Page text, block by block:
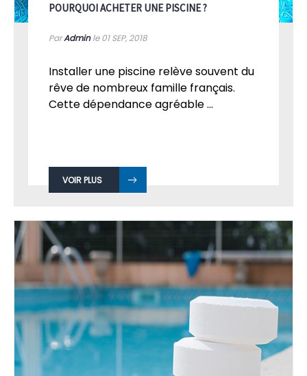
POURQUOI ACHETER UNE PISCINE ?
ParAdminle 01SEP, 2018
Installer une piscine relève souvent du
rêve de nombreux famille français.
Cette dépendance agréable ...
VOIR PLUS